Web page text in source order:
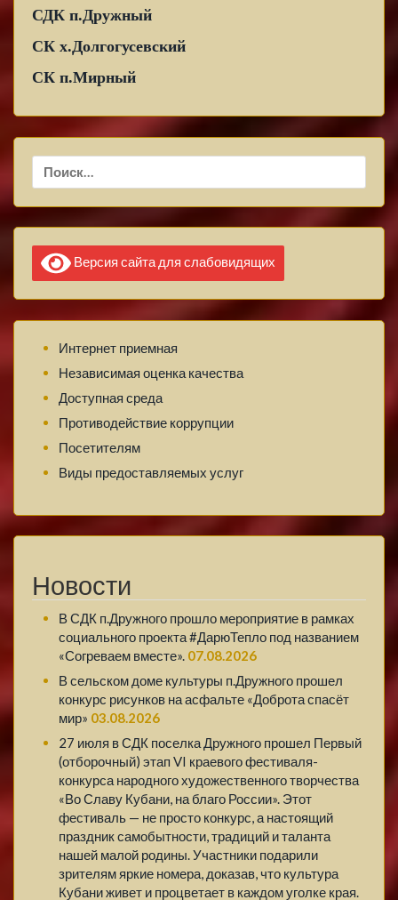
СДК п.Дружный
СК х.Долгогусевский
СК п.Мирный
Версия сайта для слабовидящих
Интернет приемная
Независимая оценка качества
Доступная среда
Противодействие коррупции
Посетителям
Виды предоставляемых услуг
Новости
В СДК п.Дружного прошло мероприятие в рамках
социального проекта #ДарюТепло под названием
«Согреваем вместе». 07.08.2026
В сельском доме культуры п.Дружного прошел
конкурс рисунков на асфальте «Доброта спасёт
мир» 03.08.2026
27 июля в СДК поселка Дружного прошел Первый
(отборочный) этап VI краевого фестиваля-
конкурса народного художественного творчества
«Во Славу Кубани, на благо России». Этот
фестиваль — не просто конкурс, а настоящий
праздник самобытности, традиций и таланта
нашей малой родины. Участники подарили
зрителям яркие номера, доказав, что культура
Кубани живет и процветает в каждом уголке края.